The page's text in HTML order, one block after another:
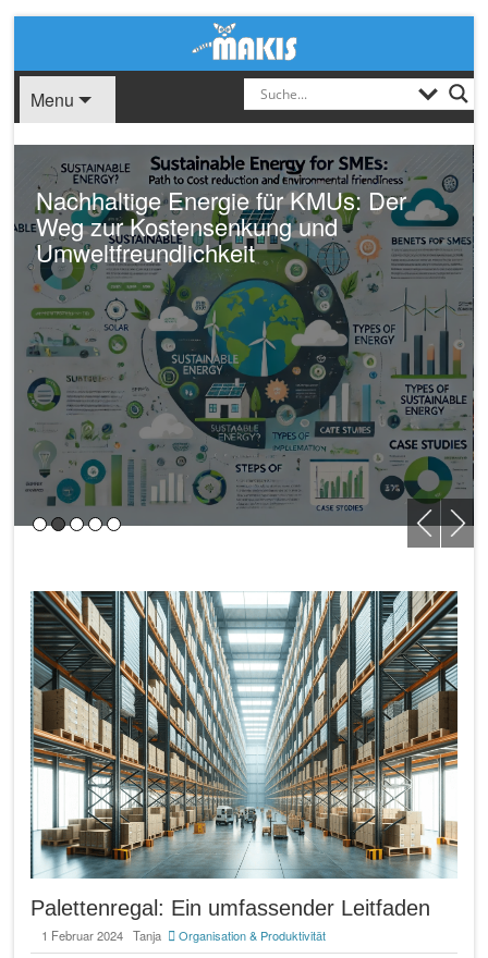
Menu
Kostenlos Leads generieren: Der
ultimative Guide für 2024
Palettenregal: Ein umfassender Leitfaden
1 Februar 2024 Tanja Organisation & Produktivität